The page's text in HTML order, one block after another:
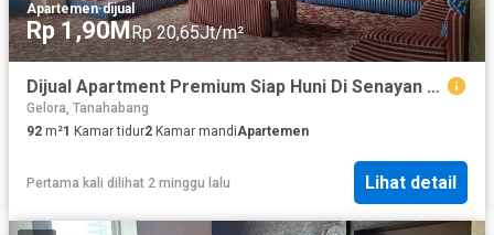
Apartemen·dijual
Rp 1,90MRp 20,65Jt/m²
Dijual Apartment Premium Siap Huni Di Senayan Sudirman Jakpus
Gelora, Tanahabang
92 m²1 Kamar tidur2 Kamar mandiApartemen
Pertama kali dilihat 2 minggu lalu Lihat detail